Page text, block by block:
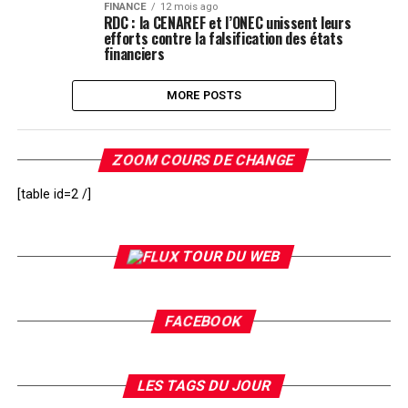
FINANCE 12 mois ago
RDC : la CENAREF et l’ONEC unissent leurs
efforts contre la falsification des états
financiers
MORE POSTS
ZOOM COURS DE CHANGE
[table id=2 /]
TOUR DU WEB
FACEBOOK
LES TAGS DU JOUR